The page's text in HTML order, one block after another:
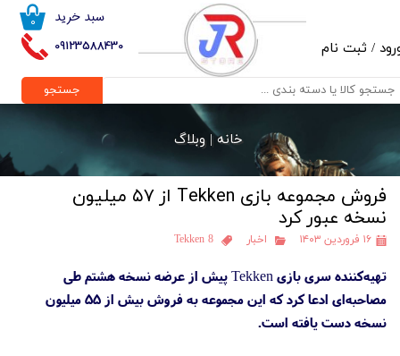
09123588430
۰ سبد خرید
/ ثبت نام
حساب کاربری من
تغییر گذر واژه
خروج از حساب کاربری
جستجو
خانه |وبلاگ
فروش مجموعه بازی Tekken از ۵۷ میلیون
نسخه عبور کرد
۱۶ فروردین ۱۴۰۳ اخبار Tekken 8
تهیه‌کننده سری بازی Tekken پیش از عرضه نسخه هشتم طی
مصاحبه‌ای ادعا کرد که این مجموعه به فروش بیش از ۵۵ میلیون
نسخه دست یافته است.